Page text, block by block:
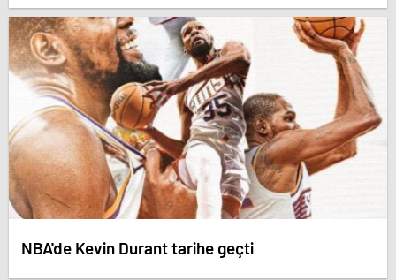
NBA'de Kevin Durant tarihe geçti